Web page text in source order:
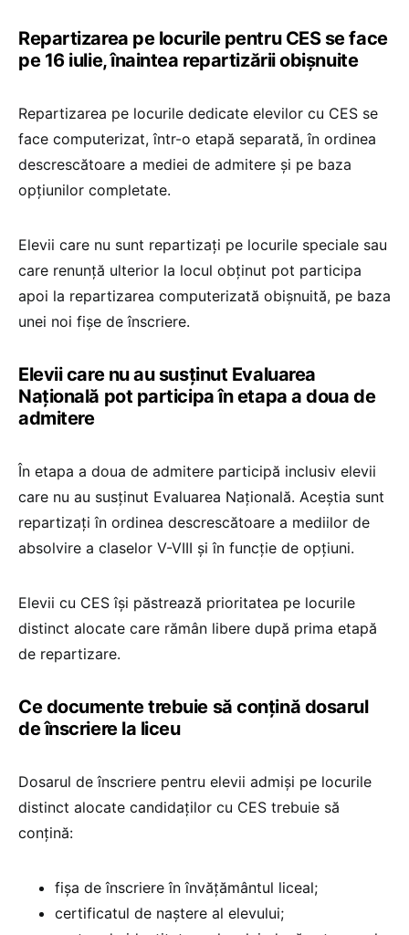
Repartizarea pe locurile pentru CES se face
pe 16 iulie, înaintea repartizării obișnuite
Repartizarea pe locurile dedicate elevilor cu CES se
face computerizat, într-o etapă separată, în ordinea
descrescătoare a mediei de admitere și pe baza
opțiunilor completate.
Elevii care nu sunt repartizați pe locurile speciale sau
care renunță ulterior la locul obținut pot participa
apoi la repartizarea computerizată obișnuită, pe baza
unei noi fișe de înscriere.
Elevii care nu au susținut Evaluarea
Națională pot participa în etapa a doua de
admitere
În etapa a doua de admitere participă inclusiv elevii
care nu au susținut Evaluarea Națională. Aceștia sunt
repartizați în ordinea descrescătoare a mediilor de
absolvire a claselor V-VIII și în funcție de opțiuni.
Elevii cu CES își păstrează prioritatea pe locurile
distinct alocate care rămân libere după prima etapă
de repartizare.
Ce documente trebuie să conțină dosarul
de înscriere la liceu
Dosarul de înscriere pentru elevii admiși pe locurile
distinct alocate candidaților cu CES trebuie să
conțină:
fișa de înscriere în învățământul liceal;
certificatul de naștere al elevului;